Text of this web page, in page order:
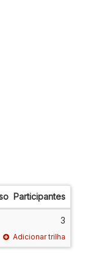
Participantes
3
Adicionar trilha